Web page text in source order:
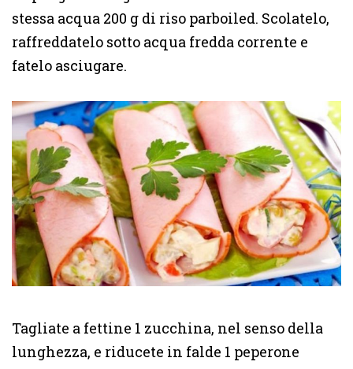
stessa acqua 200 g di riso parboiled. Scolatelo,
raffreddatelo sotto acqua fredda corrente e
fatelo asciugare.
Tagliate a fettine 1 zucchina, nel senso della
lunghezza, e riducete in falde 1 peperone